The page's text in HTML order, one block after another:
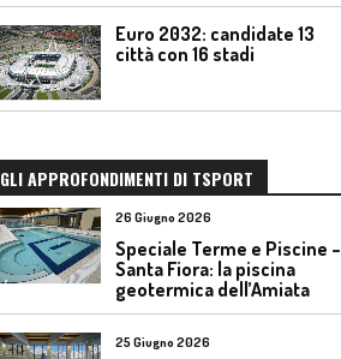
Euro 2032: candidate 13
città con 16 stadi
GLI APPROFONDIMENTI DI TSPORT
26 Giugno 2026
Speciale Terme e Piscine –
Santa Fiora: la piscina
geotermica dell’Amiata
25 Giugno 2026